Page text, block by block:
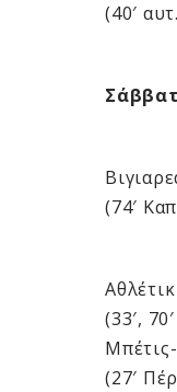
(40′
(74′
(33′,
(27′